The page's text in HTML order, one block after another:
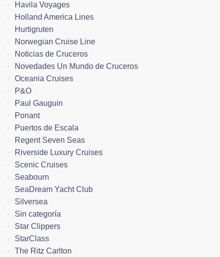
Havila Voyages
Holland America Lines
Hurtigruten
Norwegian Cruise Line
Noticias de Cruceros
Novedades Un Mundo de Cruceros
Oceania Cruises
P&O
Paul Gauguin
Ponant
Puertos de Escala
Regent Seven Seas
Riverside Luxury Cruises
Scenic Cruises
Seabourn
SeaDream Yacht Club
Silversea
Sin categoría
Star Clippers
StarClass
The Ritz Carlton